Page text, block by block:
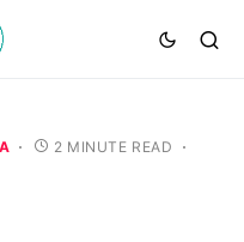
2 MINUTE READ